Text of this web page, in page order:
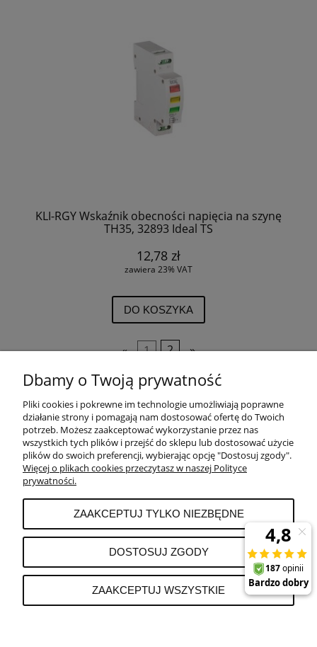
KLI-RGY Wskaźnik obecności napięcia na szynę
TH35, 32893 Ideal TS
12,78 zł
zawiera 23% VAT
DO KOSZYKA
« 1 2 »
POMOC
PŁATNOŚCI I DOSTAWA
MOJE KONTO
O FIRMIE
Dbamy o Twoją prywatność
Pliki cookies i pokrewne im technologie umożliwiają poprawne
działanie strony i pomagają nam dostosować ofertę do Twoich
potrzeb. Możesz zaakceptować wykorzystanie przez nas
wszystkich tych plików i przejść do sklepu lub dostosować użycie
plików do swoich preferencji, wybierając opcję "Dostosuj zgody".
Więcej o plikach cookies przeczytasz w naszej Polityce
prywatności.
ZAAKCEPTUJ TYLKO NIEZBĘDNE
DOSTOSUJ ZGODY
ZAAKCEPTUJ WSZYSTKIE